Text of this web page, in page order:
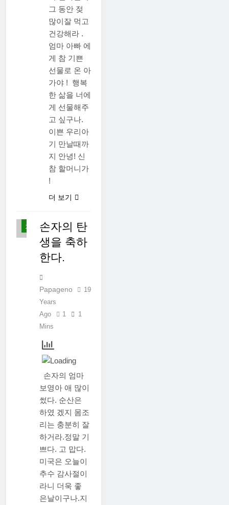
그 동안 젖
많이잘 먹고
건강해라 .
엄마 아빠 에
게 참 기쁜
선물로 온 아
가야 ! 행복
한 삶을 너에
게 선물해주
고 싶구나.
이쁜 우리아
기 만날때까
지 안녕! 신
참 할머니가
!
더 보기
야
기
손자의 탄
생을 축하
한다.
Papageno
19
Years
Ago
1
1
Mins
손자의 엄마
보영아 애 많이
썼다. 순산은
하였 겠지 몸조
리는 충분히 잘
하거라.정말 기
쁘다. 고 맙다.
미국은 오늘이
추수 감사절이
라니 더욱 좋
은날이구나.지